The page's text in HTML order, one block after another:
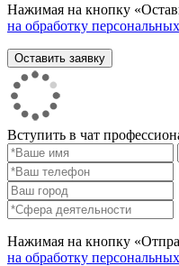
Нажимая на кнопку
на обработку
Вступить в чат
Нажимая на кнопку
на обработку